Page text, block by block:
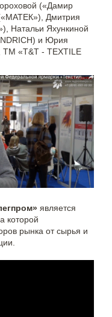
(«Дамир
Дмитрия
Натальи Яхункиной
и Юрия
ТМ «T&T - TEXTILE
является
которой
рынка от сырья и